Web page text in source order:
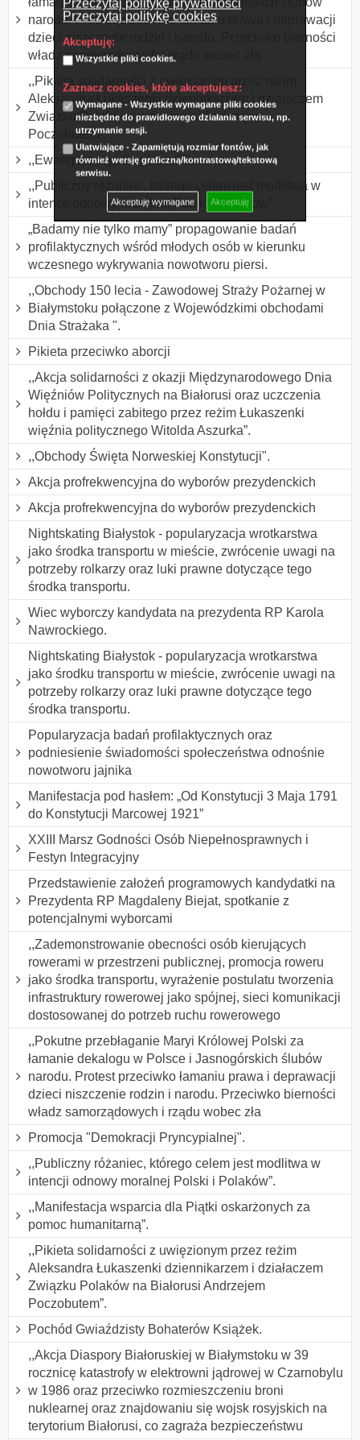
Przeczytaj politykę prywatności
Przeczytaj politykę cookies
Akceptuję:
Wszystkie pliki cookies.
Zaznacz cookies, które akceptujesz:
Wymagane - Wszystkie wymagane pliki cookies
niezbędne do prawidłowego działania serwisu, np.
utrzymanie sesji.
Ułatwiające - Zapamiętują rozmiar fontów, jak
również wersję graficzną/kontrastową/tekstową
serwisu.
Akceptuję wymagane Akceptuję
narodu. Protest przeciwko łamaniu prawa i deprawacji
dzieci niszczenie rodzin i narodu. Przeciwko bierności
władz samorządowych i rządu wobec zła
,,Pikieta solidarności z uwięzionym przez reżim
Aleksandra Łukaszenki dziennikarzem i działaczem
Związku Polaków na Białorusi Andrzejem
Poczobutem”.
,,Ewangelizacja na placach”.
,,Publiczny różaniec, którego celem jest modlitwa w
intencji odnowy moralnej Polski i Polaków”.
„Badamy nie tylko mamy” propagowanie badań
profilaktycznych wśród młodych osób w kierunku
wczesnego wykrywania nowotworu piersi.
,,Obchody 150 lecia - Zawodowej Straży Pożarnej w
Białymstoku połączone z Wojewódzkimi obchodami
Dnia Strażaka ".
Pikieta przeciwko aborcji
,,Akcja solidarności z okazji Międzynarodowego Dnia
Więźniów Politycznych na Białorusi oraz uczczenia
hołdu i pamięci zabitego przez reżim Łukaszenki
więźnia politycznego Witolda Aszurka”.
,,Obchody Święta Norweskiej Konstytucji".
Akcja profrekwencyjna do wyborów prezydenckich
Akcja profrekwencyjna do wyborów prezydenckich
Nightskating Białystok - popularyzacja wrotkarstwa
jako środka transportu w mieście, zwrócenie uwagi na
potrzeby rolkarzy oraz luki prawne dotyczące tego
środka transportu.
Wiec wyborczy kandydata na prezydenta RP Karola
Nawrockiego.
Nightskating Białystok - popularyzacja wrotkarstwa
jako środku transportu w mieście, zwrócenie uwagi na
potrzeby rolkarzy oraz luki prawne dotyczące tego
środka transportu.
Popularyzacja badań profilaktycznych oraz
podniesienie świadomości społeczeństwa odnośnie
nowotworu jajnika
Manifestacja pod hasłem: „Od Konstytucji 3 Maja 1791
do Konstytucji Marcowej 1921”
XXIII Marsz Godności Osób Niepełnosprawnych i
Festyn Integracyjny
Przedstawienie założeń programowych kandydatki na
Prezydenta RP Magdaleny Biejat, spotkanie z
potencjalnymi wyborcami
,,Zademonstrowanie obecności osób kierujących
rowerami w przestrzeni publicznej, promocja roweru
jako środka transportu, wyrażenie postulatu tworzenia
infrastruktury rowerowej jako spójnej, sieci komunikacji
dostosowanej do potrzeb ruchu rowerowego
,,Pokutne przebłaganie Maryi Królowej Polski za
łamanie dekalogu w Polsce i Jasnogórskich ślubów
narodu. Protest przeciwko łamaniu prawa i deprawacji
dzieci niszczenie rodzin i narodu. Przeciwko bierności
władz samorządowych i rządu wobec zła
Promocja "Demokracji Pryncypialnej".
,,Publiczny różaniec, którego celem jest modlitwa w
intencji odnowy moralnej Polski i Polaków”.
,,Manifestacja wsparcia dla Piątki oskarżonych za
pomoc humanitarną”.
,,Pikieta solidarności z uwięzionym przez reżim
Aleksandra Łukaszenki dziennikarzem i działaczem
Związku Polaków na Białorusi Andrzejem
Poczobutem”.
Pochód Gwiaździsty Bohaterów Książek.
,,Akcja Diaspory Białoruskiej w Białymstoku w 39
rocznicę katastrofy w elektrowni jądrowej w Czarnobylu
w 1986 oraz przeciwko rozmieszczeniu broni
nuklearnej oraz znajdowaniu się wojsk rosyjskich na
terytorium Białorusi, co zagraża bezpieczeństwu